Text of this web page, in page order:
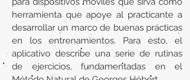
herramienta que apoye al practicante a
desarrollar un marco de buenas prácticas
en los entrenamientos. Para esto, el
aplicativo describe una serie de rutinas
de ejercicios, fundamentadas en el